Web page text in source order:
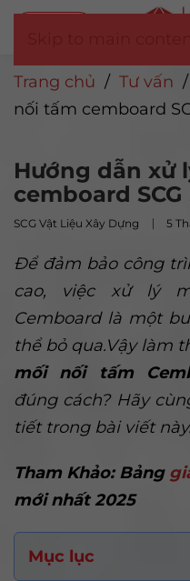
Trang chủ / Tư vấn /
nối tấm cemboard
Hướng dẫn xử
cemboard
SCG Vật Liệu Xây Dựng 5
Để đảm bảo công
cao, việc xử lý
Cemboard là một
thể bỏ qua.Vậy làm
mối nối tấm
đúng cách? Hãy
tiết trong bài viết này.
Tham Khảo: Bảng
mới nhất 2025
Mục lục